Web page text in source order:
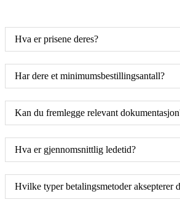
Hva er prisene deres?
Har dere et minimumsbestillingsantall?
Kan du fremlegge relevant
Hva er gjennomsnittlig ledetid?
Hvilke typer betalingsmetoder aksepterer